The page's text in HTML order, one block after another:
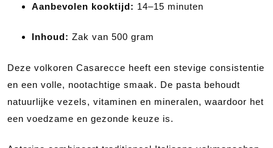
Aanbevolen kooktijd: 14–15 minuten
Inhoud: Zak van 500 gram
Deze volkoren Casarecce heeft een stevige consistentie
en een volle, nootachtige smaak. De pasta behoudt
natuurlijke vezels, vitaminen en mineralen, waardoor het
een voedzame en gezonde keuze is.